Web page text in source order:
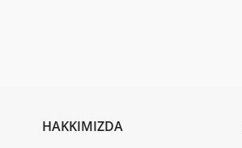
HAKKIMIZDA